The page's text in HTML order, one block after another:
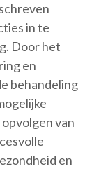
in te
Door het
en
behandeling
van
en